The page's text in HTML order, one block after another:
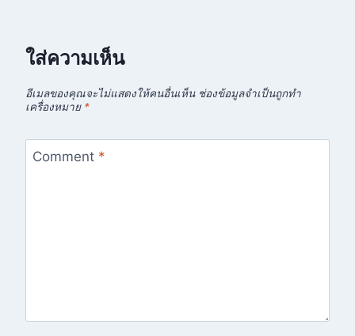
ใส่ความเห็น
อีเมลของคุณจะไม่แสดงให้คนอื่นเห็น ช่องข้อมูลจำเป็นถูกทำ
เครื่องหมาย *
Comment *